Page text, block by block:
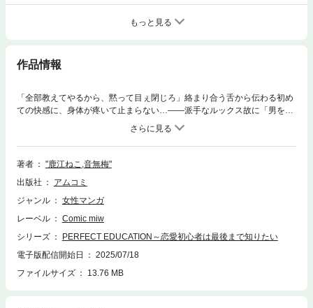
もっと見る
作品情報
「全部教えてやるから、黙って目ぇ閉じろ」絡まり合う舌から伝わる初め
ての快感に、身体が疼いて止まらない…――派手なルックス故に「男を誑
かして遊び回っている」と噂されるOL・澄。だけど本当は、男性経験0で
少女漫画みたいな恋愛に憧れる初心な女の子だった。このまま一生彼氏が
出来ないかも…と悩んでいた矢先、ナンパから救ってくれた上司・樋浦か
ら「俺で練習してみる?」と驚きの提案が…!本当の自分を見てくれた彼の
との練習はやがて、深く、性的なものに変わり始め…!?――本作品は小説
投稿サイト「エブリスタ」で人気の「PERFECT EDUCATION」のコミカ
著者
"鹿江ねこ,音無梅"
出版社
アムコミ
ジャンル
女性マンガ
レーベル
Comic miw
シリーズ
PERFECT EDUCATION～恋愛初心者は最後まで知りたい
電子版配信開始日
2025/07/18
ファイルサイズ
13.76 MB